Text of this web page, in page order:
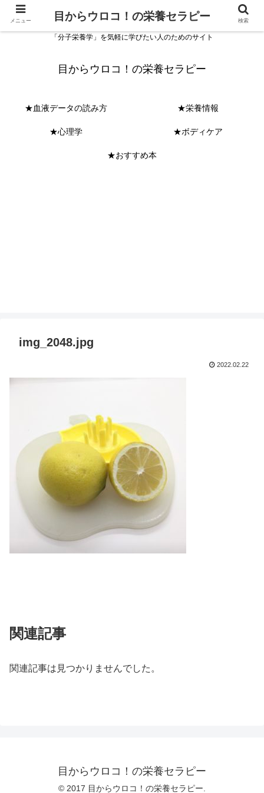
「分子栄養学」を気軽に学びたい人のためのサイト
目からウロコ！の栄養セラピー
★血液データの読み方 ★栄養情報
★心理学 ★ボディケア
★おすすめ本
img_2048.jpg
2022.02.22
関連記事
関連記事は見つかりませんでした。
目からウロコ！の栄養セラピー
© 2017 目からウロコ！の栄養セラピー.
メニュー 目からウロコ！の栄養セラピー 検索